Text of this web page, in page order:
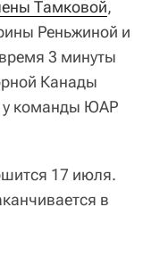
Тамковой,
Реньжиной и
3 минуты
Канады
у команды ЮАР
17 июля.
в